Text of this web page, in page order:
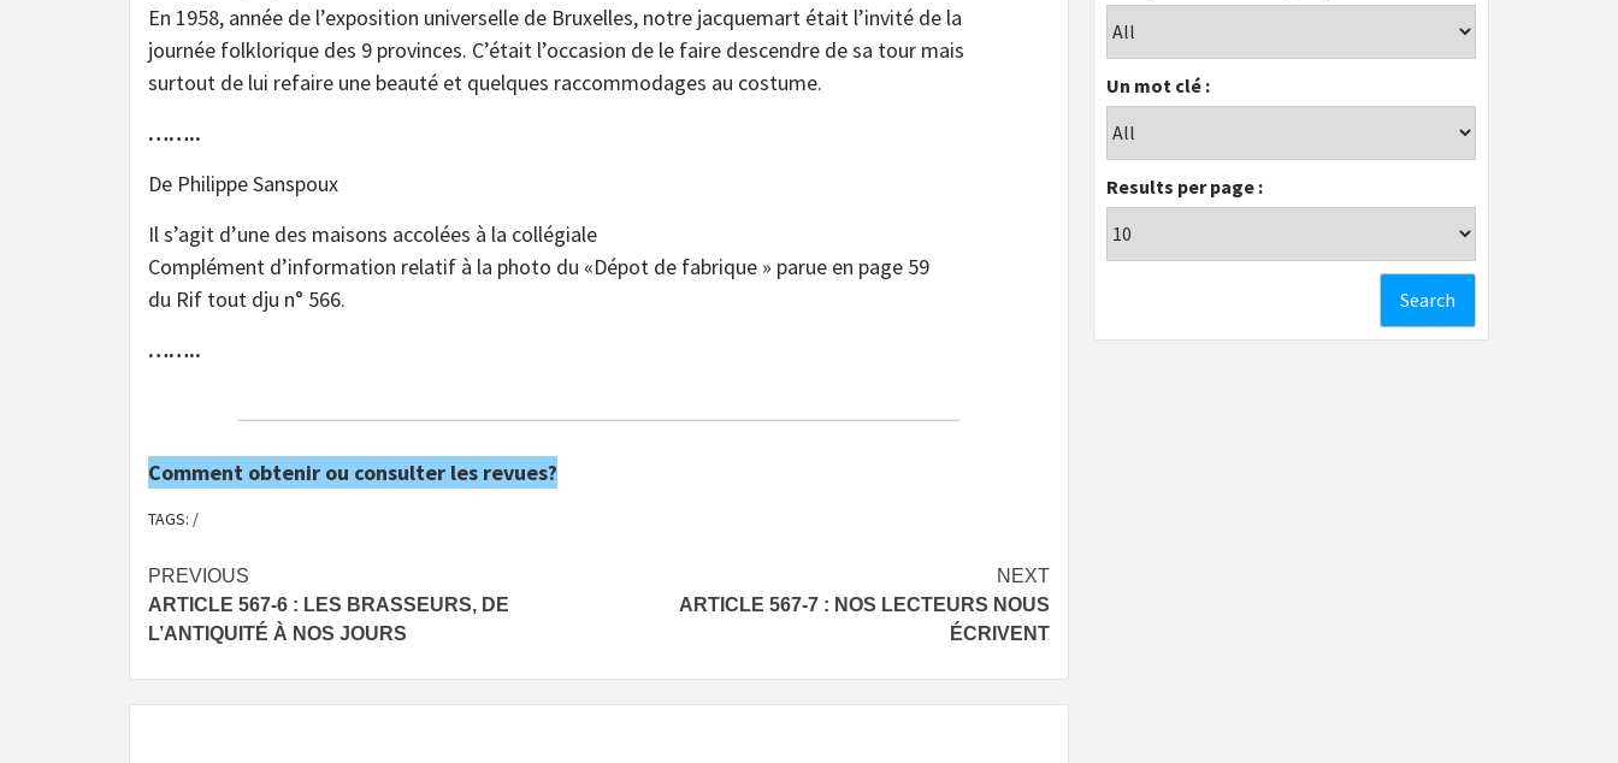
En 1958, année de l’exposition universelle de Bruxelles, notre jacquemart était l’invité de la
journée folklorique des 9 provinces. C’était l’occasion de le faire descendre de sa tour mais
surtout de lui refaire une beauté et quelques raccommodages au costume.
……..
De Philippe Sanspoux
Il s’agit d’une des maisons accolées à la collégiale
Complément d’information relatif à la photo du «Dépot de fabrique » parue en page 59
du Rif tout dju n° 566.
……..
Comment obtenir ou consulter les revues?
TAGS: /
Post
navigation
PREVIOUS
ARTICLE 567-6 : LES BRASSEURS, DE
L’ANTIQUITÉ À NOS JOURS
NEXT
ARTICLE 567-7 : NOS LECTEURS NOUS
ÉCRIVENT
Un mot clé :
Results per page :